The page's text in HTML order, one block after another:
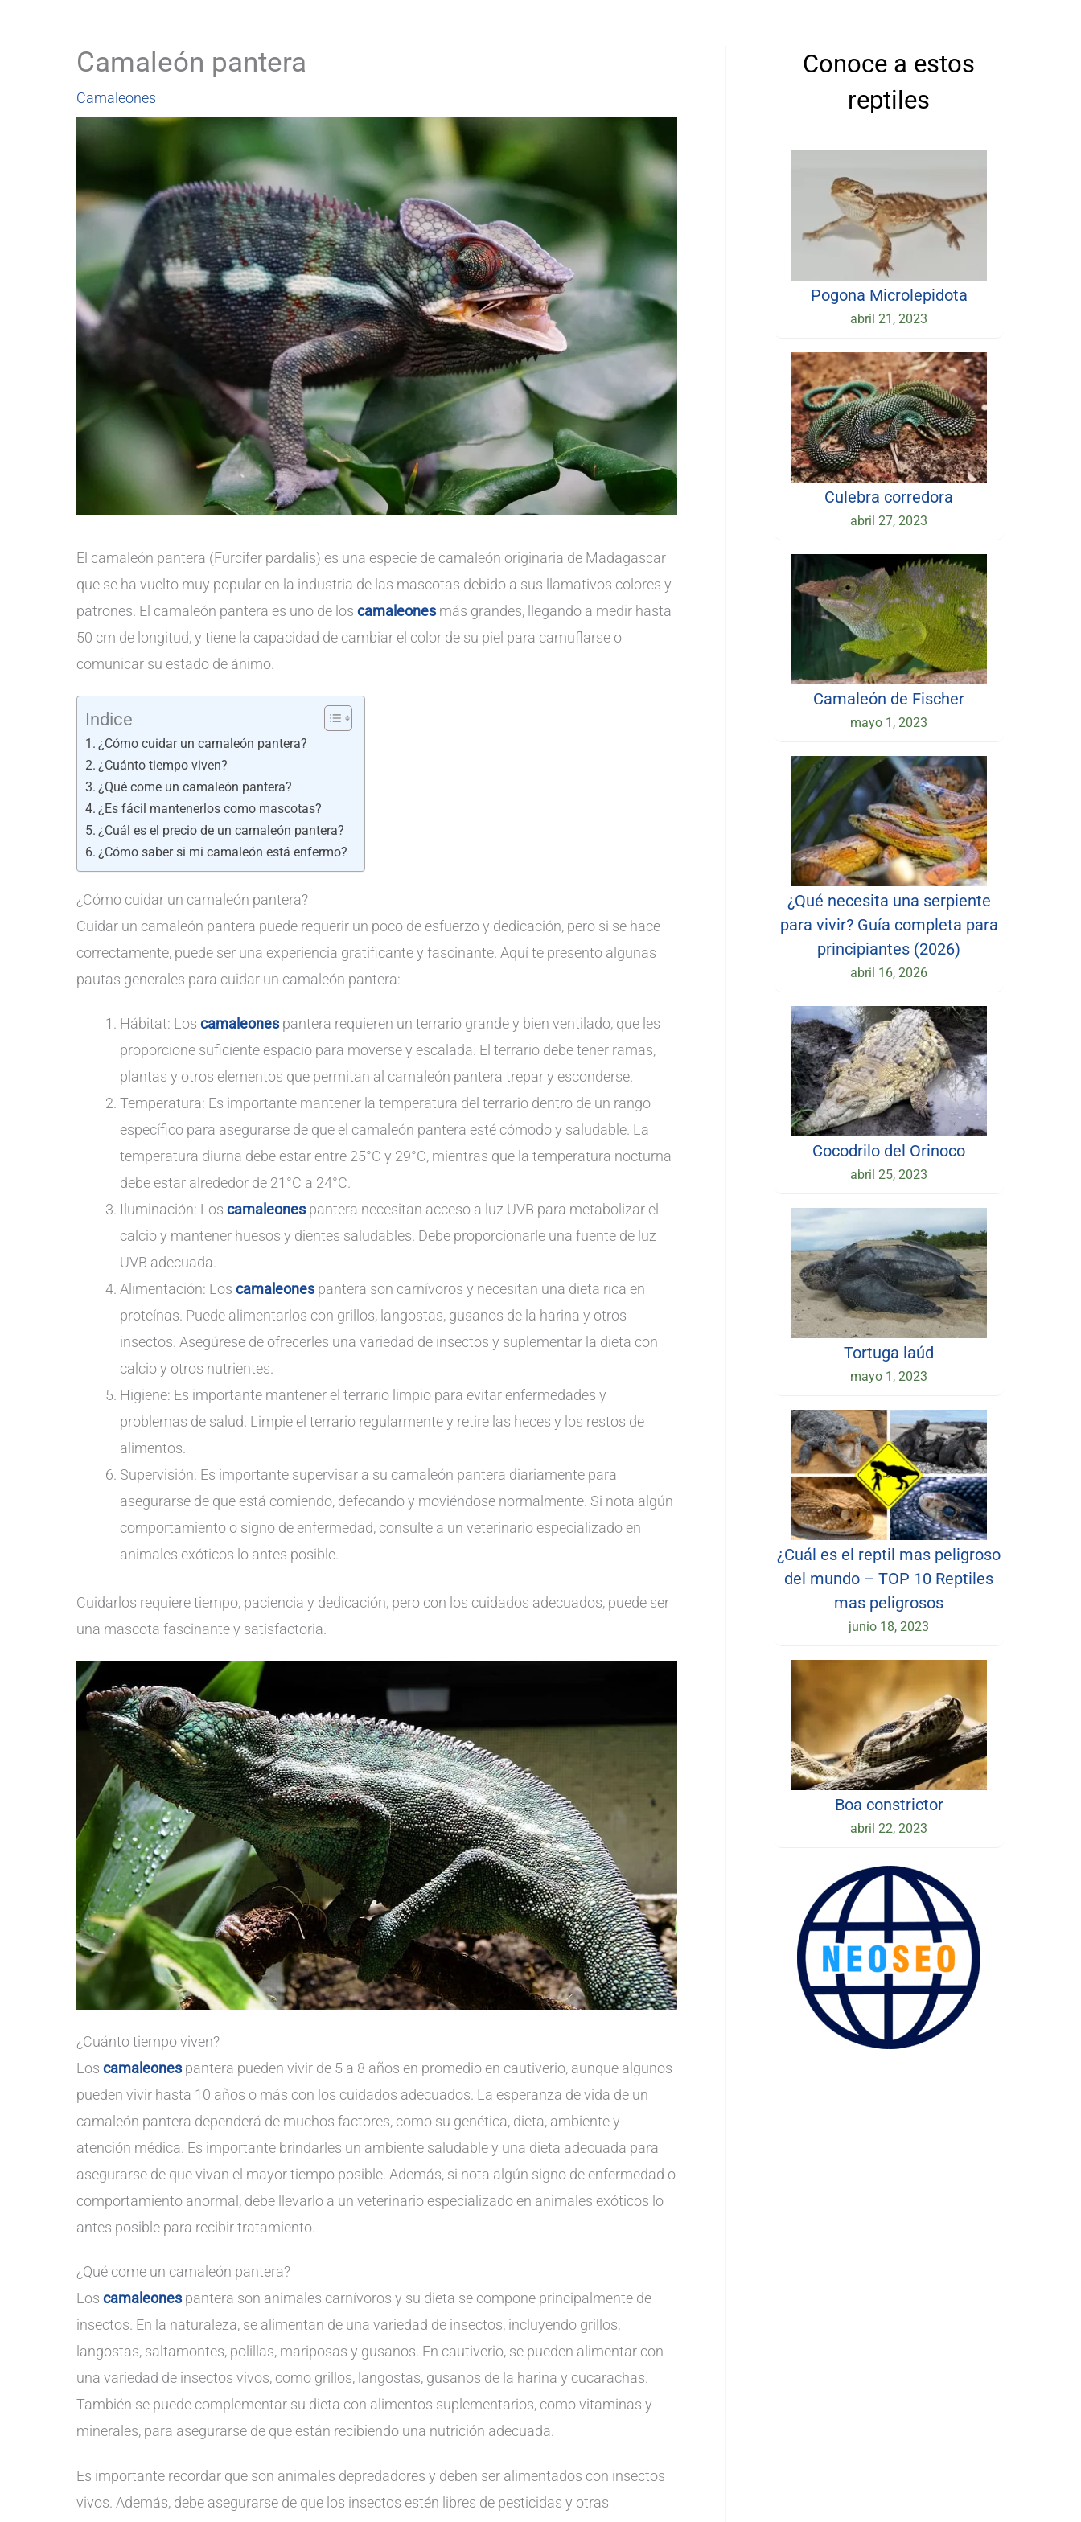
Camaleón pantera
Camaleones
El camaleón pantera (Furcifer pardalis) es una especie de camaleón originaria de Madagascar
que se ha vuelto muy popular en la industria de las mascotas debido a sus llamativos colores y
patrones. El camaleón pantera es uno de los camaleonesmás grandes, llegando a medir hasta
50 cm de longitud, y tiene la capacidad de cambiar el color de su piel para camuflarse o
comunicar su estado de ánimo.
Indice
¿Cómo cuidar un camaleón pantera?
¿Cuánto tiempo viven?
¿Qué come un camaleón pantera?
¿Es fácil mantenerlos como mascotas?
¿Cuál es el precio de un camaleón pantera?
¿Cómo saber si mi camaleón está enfermo?
¿Cómo cuidar un camaleón pantera?
Cuidar un camaleón pantera puede requerir un poco de esfuerzo y dedicación, pero si se hace
correctamente, puede ser una experiencia gratificante y fascinante. Aquí te presento algunas
pautas generales para cuidar un camaleón pantera:
Hábitat: Los camaleonespantera requieren un terrario grande y bien ventilado, que les
proporcione suficiente espacio para moverse y escalada. El terrario debe tener ramas,
plantas y otros elementos que permitan al camaleón pantera trepar y esconderse.
Temperatura: Es importante mantener la temperatura del terrario dentro de un rango
específico para asegurarse de que el camaleón pantera esté cómodo y saludable. La
temperatura diurna debe estar entre 25°C y 29°C, mientras que la temperatura nocturna
debe estar alrededor de 21°C a 24°C.
Iluminación: Los camaleonespantera necesitan acceso a luz UVB para metabolizar el
calcio y mantener huesos y dientes saludables. Debe proporcionarle una fuente de luz
UVB adecuada.
Alimentación: Los camaleonespantera son carnívoros y necesitan una dieta rica en
proteínas. Puede alimentarlos con grillos, langostas, gusanos de la harina y otros
insectos. Asegúrese de ofrecerles una variedad de insectos y suplementar la dieta con
calcio y otros nutrientes.
Higiene: Es importante mantener el terrario limpio para evitar enfermedades y
problemas de salud. Limpie el terrario regularmente y retire las heces y los restos de
alimentos.
Supervisión: Es importante supervisar a su camaleón pantera diariamente para
asegurarse de que está comiendo, defecando y moviéndose normalmente. Si nota algún
comportamiento o signo de enfermedad, consulte a un veterinario especializado en
animales exóticos lo antes posible.
Cuidarlos requiere tiempo, paciencia y dedicación, pero con los cuidados adecuados, puede ser
una mascota fascinante y satisfactoria.
¿Cuánto tiempo viven?
Los camaleonespantera pueden vivir de 5 a 8 años en promedio en cautiverio, aunque algunos
pueden vivir hasta 10 años o más con los cuidados adecuados. La esperanza de vida de un
camaleón pantera dependerá de muchos factores, como su genética, dieta, ambiente y
atención médica. Es importante brindarles un ambiente saludable y una dieta adecuada para
asegurarse de que vivan el mayor tiempo posible. Además, si nota algún signo de enfermedad o
comportamiento anormal, debe llevarlo a un veterinario especializado en animales exóticos lo
antes posible para recibir tratamiento.
¿Qué come un camaleón pantera?
Los camaleonespantera son animales carnívoros y su dieta se compone principalmente de
insectos. En la naturaleza, se alimentan de una variedad de insectos, incluyendo grillos,
langostas, saltamontes, polillas, mariposas y gusanos. En cautiverio, se pueden alimentar con
una variedad de insectos vivos, como grillos, langostas, gusanos de la harina y cucarachas.
También se puede complementar su dieta con alimentos suplementarios, como vitaminas y
minerales, para asegurarse de que están recibiendo una nutrición adecuada.
Es importante recordar que son animales depredadores y deben ser alimentados con insectos
vivos. Además, debe asegurarse de que los insectos estén libres de pesticidas y otras
Conoce a estos
reptiles
Pogona Microlepidota
abril 21, 2023
Culebra corredora
abril 27, 2023
Camaleón de Fischer
mayo 1, 2023
¿Qué necesita una serpiente
para vivir? Guía completa para
principiantes (2026)
abril 16, 2026
Cocodrilo del Orinoco
abril 25, 2023
Tortuga laúd
mayo 1, 2023
¿Cuál es el reptil mas peligroso
del mundo – TOP 10 Reptiles
mas peligrosos
junio 18, 2023
Boa constrictor
abril 22, 2023